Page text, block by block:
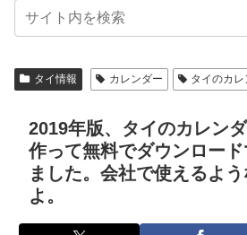
タイ情報 カレンダー タイのカレ
2019年版、タイのカレン
作って無料でダウンロー
ました。会社で使えるよ
よ。